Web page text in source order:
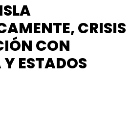
CRISIS
CON
ESTADOS